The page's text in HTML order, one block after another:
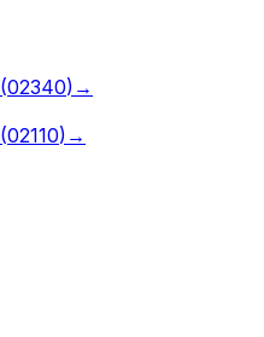
(02340) →
(02110) →